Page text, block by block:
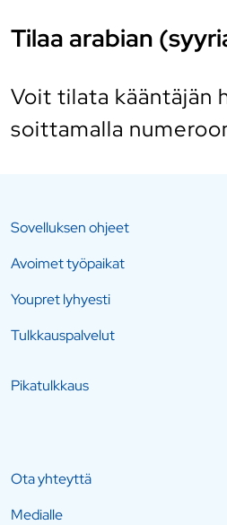
Tilaa arabian
Voit tilata kääntäjän
soittamalla
Sovelluksen ohjeet
Avoimet työpaikat
Youpret lyhyesti
Tulkkauspalvelut
Pikatulkkaus
Ota yhteyttä
Medialle